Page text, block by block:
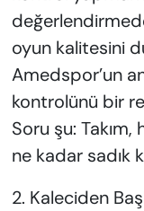
oyun kalitesini
Amedspor’un
kontrolünü bir
Soru şu:
ne kadar sadık
2. Kaleciden